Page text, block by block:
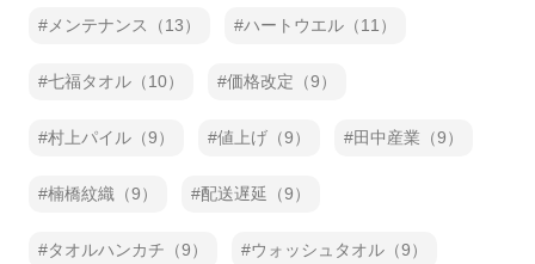
メンテナンス（13） ハートウエル（11）
七福タオル（10） 価格改定（9）
村上パイル（9） 値上げ（9） 田中産業（9）
楠橋紋織（9） 配送遅延（9）
タオルハンカチ（9） ウォッシュタオル（9）